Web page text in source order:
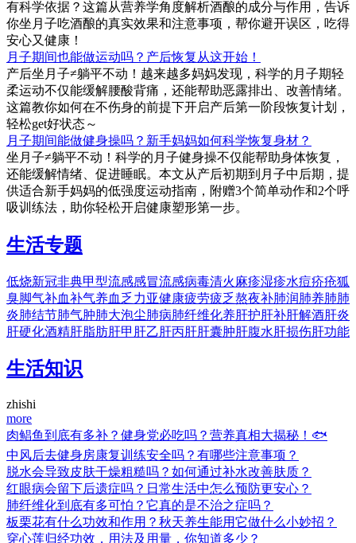
有科学依据？这篇从营养学角度解析酒酿的成分与作用，告诉
你坐月子吃酒酿的真实效果和注意事项，帮你避开误区，吃得
安心又健康！
月子期间也能做运动吗？产后恢复从这开始！
产后坐月子≠躺平不动！越来越多妈妈发现，科学的月子期轻
柔运动不仅能缓解腰酸背痛，还能帮助恶露排出、改善情绪。
这篇教你如何在不伤身的前提下开启产后第一阶段恢复计划，
轻松get好状态～
月子期间能做健身操吗？新手妈妈如何科学恢复身材？
坐月子≠躺平不动！科学的月子健身操不仅能帮助身体恢复，
还能缓解情绪、促进睡眠。本文从产后初期到月子中后期，提
供适合新手妈妈的低强度运动指南，附赠3个简单动作和2个呼
吸训练法，助你轻松开启健康塑形第一步。
生活专题
低烧新冠非典甲型流感感冒流感病毒清火麻疹湿疹水痘疥疮狐
臭脚气补血补气养血 乏力亚健康疲劳疲乏熬夜补肺润肺养肺肺
炎肺结节肺气肿肺大泡尘肺病肺纤维化养肝护肝补肝解酒肝炎
肝硬化酒精肝脂肪肝甲肝乙肝丙肝肝囊肿肝腹水肝损伤肝功能
生活知识
zhishi
more
肉鲳鱼到底有多补？健身党必吃吗？营养真相大揭秘！🐟
中风后去健身房康复训练安全吗？有哪些注意事项？
脱水会导致皮肤干燥粗糙吗？如何通过补水改善肤质？
红眼病会留下后遗症吗？日常生活中怎么预防更安心？
肺纤维化到底有多可怕？它真的是不治之症吗？
板栗花有什么功效和作用？秋天养生能用它做什么小妙招？
穿心莲归经功效，用法及用量，你知道多少？